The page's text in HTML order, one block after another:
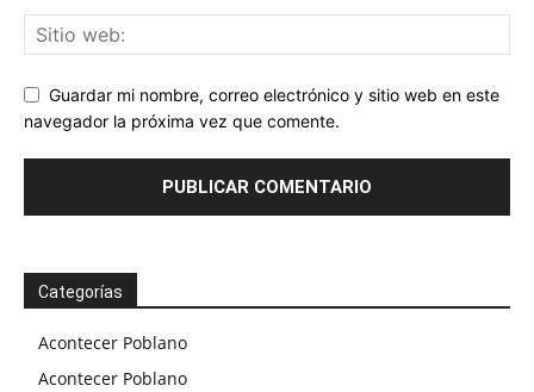
Guardar mi nombre, correo electrónico y sitio web en este
navegador la próxima vez que comente.
Categorías
Acontecer Poblano
Acontecer Poblano